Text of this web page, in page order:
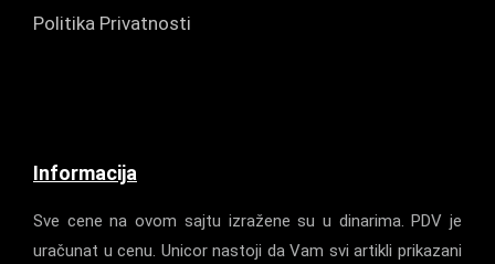
Politika Privatnosti
Informacija
Sve cene na ovom sajtu izražene su u dinarima. PDV je
uračunat u cenu. Unicor nastoji da Vam svi artikli prikazani